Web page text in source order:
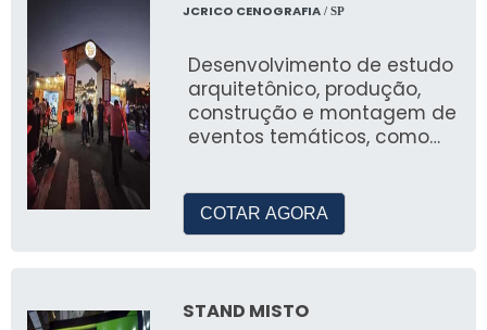
JCRICO CENOGRAFIA/ SP
Desenvolvimento de estudo
arquitetônico, produção,
construção e montagem de
eventos temáticos, como
para empresas privadas,
prefeituras e ongs.
COTAR AGORA
STAND MISTO